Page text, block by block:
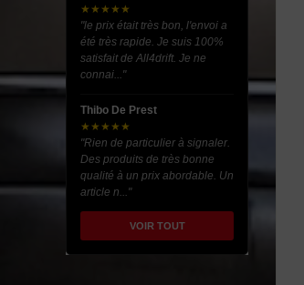
★★★★★
"le prix était très bon, l'envoi a
été très rapide. Je suis 100%
satisfait de All4drift. Je ne
connai..."
Thibo De Prest
★★★★★
"Rien de particulier à signaler.
Des produits de très bonne
qualité à un prix abordable. Un
article n..."
VOIR TOUT